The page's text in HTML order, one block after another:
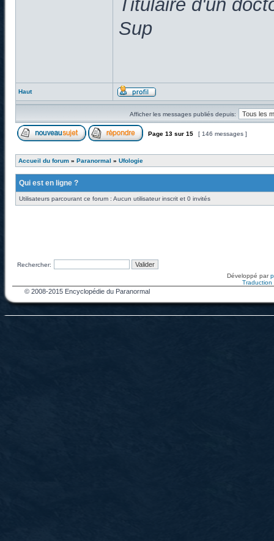
Titulaire d'un
Sup
Haut
Afficher les messages publiés depuis:
Page 13 sur 15 [ 146 messages ]
Accueil du forum » Paranormal » Ufologie
Qui est en ligne ?
Utilisateurs parcourant ce forum : Aucun utilisateur inscrit et 0 invités
Rechercher:
Développé par
Traduction
© 2008-2015 Encyclopédie du Paranormal